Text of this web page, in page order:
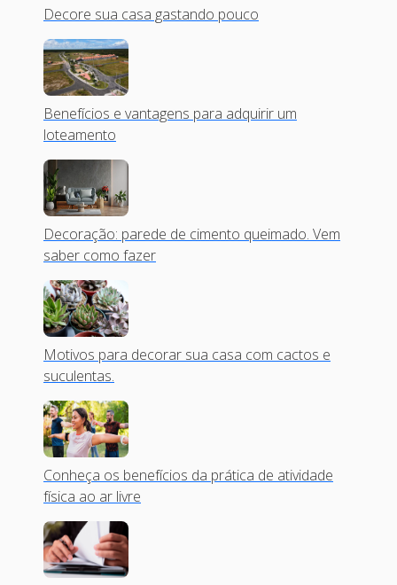
Decore sua casa gastando pouco
Benefícios e vantagens para adquirir um
loteamento
Decoração: parede de cimento queimado. Vem
saber como fazer
Motivos para decorar sua casa com cactos e
suculentas.
Conheça os benefícios da prática de atividade
física ao ar livre